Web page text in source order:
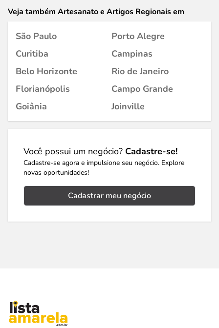
Veja também Artesanato e Artigos Regionais em
São Paulo
Porto Alegre
Curitiba
Campinas
Belo Horizonte
Rio de Janeiro
Florianópolis
Campo Grande
Goiânia
Joinville
Você possui um negócio? Cadastre-se!
Cadastre-se agora e impulsione seu negócio. Explore
novas oportunidades!
Cadastrar meu negócio